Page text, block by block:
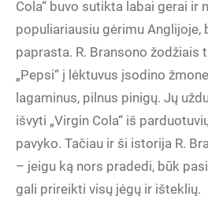
Cola“ buvo sutikta labai gerai ir
populiariausiu gėrimu Anglijoje,
paprasta. R. Bransono žodžiais
„Pepsi“ į lėktuvus įsodino
lagaminus, pilnus pinigų. Jų
išvyti „Virgin Cola“ iš
pavyko. Tačiau ir ši istorija R.
– jeigu ką nors pradedi, būk
gali prireikti visų jėgų ir išteklių.